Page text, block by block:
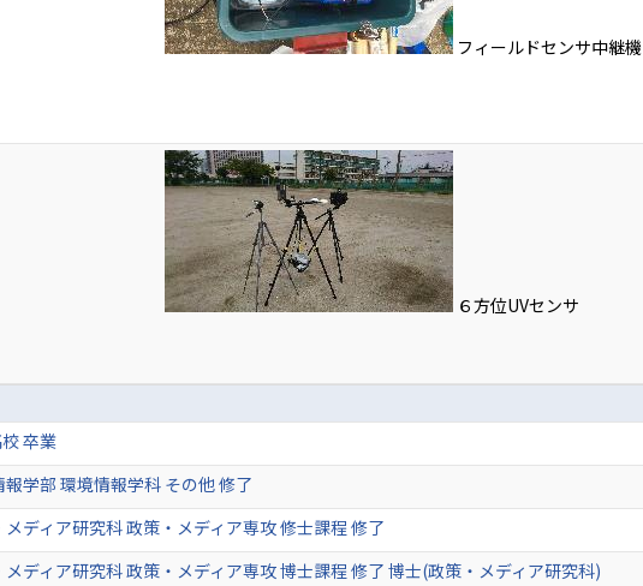
フィールドセンサ中継機
６方位UVセンサ
卒業
学部 環境情報学科 その他 修了
ディア研究科 政策・メディア専攻 修士課程 修了
ディア研究科 政策・メディア専攻 博士課程 修了 博士(政策・メディア研究科)